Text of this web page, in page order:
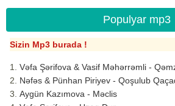
Populyar mp3
Sizin Mp3 burada !
Vəfa Şərifova & Vasif Məhərrəmli -
Nəfəs & Pünhan Piriyev - Qoşulub
Aygün Kazımova - Məclis